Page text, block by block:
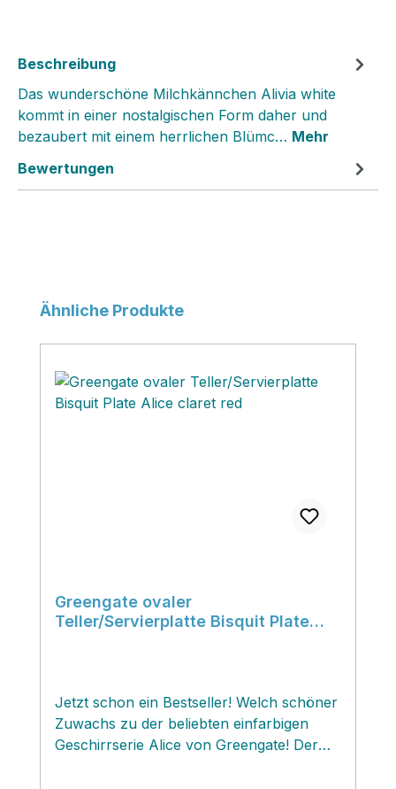
Beschreibung
Das wunderschöne Milchkännchen Alivia white
kommt in einer nostalgischen Form daher und
bezaubert mit einem herrlichen Blümc… Mehr
Bewertungen
Produktgalerie überspringen
Ähnliche Produkte
Greengate ovaler
Teller/Servierplatte Bisquit Plate
Jetzt schon ein Bestseller! Welch schöner
Zuwachs zu der beliebten einfarbigen
Geschirrserie Alice von Greengate! Der